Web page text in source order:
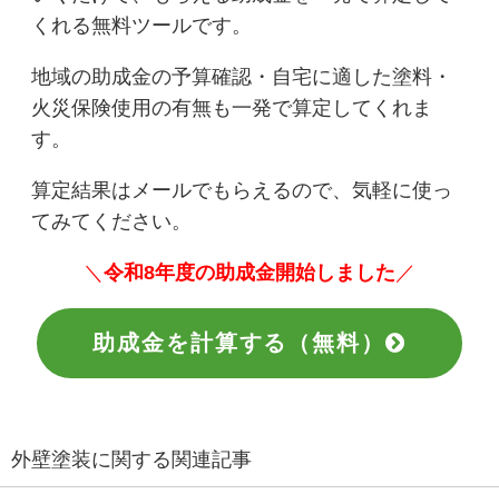
くれる無料ツールです。
地域の助成金の予算確認・自宅に適した塗料・
火災保険使用の有無も一発で算定してくれま
す。
算定結果はメールでもらえるので、気軽に使っ
てみてください。
＼ 令和8年度の助成金開始しました ／
助成金を計算する（無料）
外壁塗装に関する関連記事